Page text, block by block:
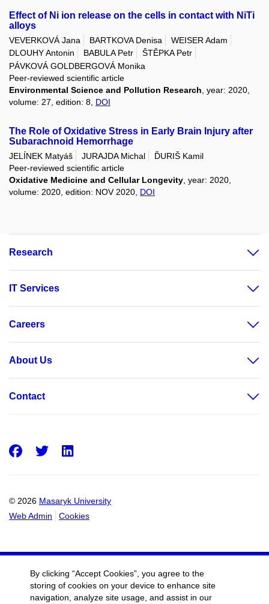
Effect of Ni ion release on the cells in contact with NiTi
alloys
VEVERKOVÁ Jana BARTKOVA Denisa
WEISER Adam
DLOUHY Antonin
BABULA Petr
ŠTĚPKA Petr
PÁVKOVÁ GOLDBERGOVÁ Monika
Peer-reviewed scientific article
Environmental Science and Pollution Research , year: 2020,
volume: 27, edition: 8, DOI
The Role of Oxidative Stress in Early Brain Injury after
Subarachnoid Hemorrhage
JELÍNEK Matyáš JURAJDA Michal
ĎURIŠ Kamil
Peer-reviewed scientific article
Oxidative Medicine and Cellular Longevity , year: 2020,
volume: 2020, edition: NOV 2020, DOI
Research
IT Services
Careers
About Us
Contact
© 2026 Masaryk University
Web Admin
Cookies
Facebook
Twitter
By clicking “Accept Cookies”, you agree to the
storing of cookies on your device to enhance site
navigation, analyze site usage, and assist in our